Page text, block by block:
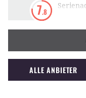
7.8
Larson.
ALLE ANBIETER